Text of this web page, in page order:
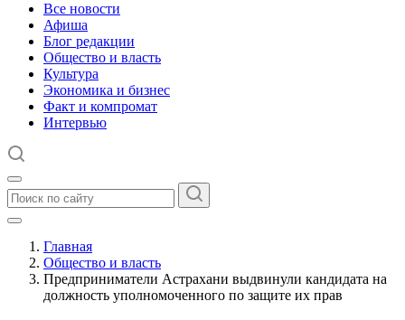
Все новости
Афиша
Блог редакции
Общество и власть
Культура
Экономика и бизнес
Факт и компромат
Интервью
Главная
Общество и власть
Предприниматели Астрахани выдвинули кандидата на
должность уполномоченного по защите их прав